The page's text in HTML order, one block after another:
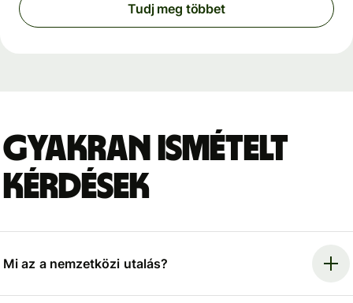
Tudj meg többet
Gyakran ismételt
kérdések
Mi az a nemzetközi utalás?